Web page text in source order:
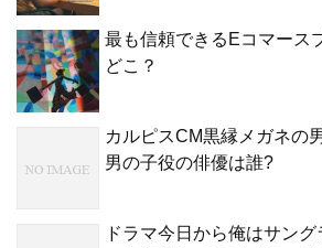
最も信頼できるEコマース
どこ？
カルピスCM黒縁メガネの
男の子役の俳優は誰?
ドラマ今日から俺はサン